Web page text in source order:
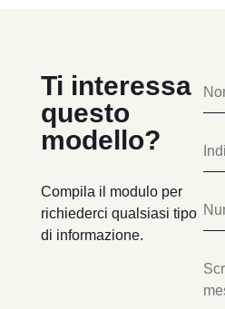
Ti interessa
questo
modello?
Compila il modulo per
richiederci qualsiasi tipo
di informazione.